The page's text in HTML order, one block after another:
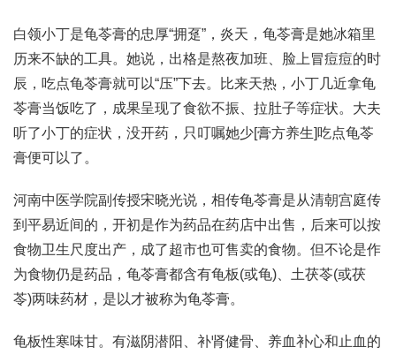
白领小丁是龟苓膏的忠厚“拥趸”，炎天，龟苓膏是她冰箱里
历来不缺的工具。她说，出格是熬夜加班、脸上冒痘痘的时
辰，吃点龟苓膏就可以“压”下去。比来天热，小丁几近拿龟
苓膏当饭吃了，成果呈现了食欲不振、拉肚子等症状。大夫
听了小丁的症状，没开药，只叮嘱她少[膏方养生]吃点龟苓
膏便可以了。
河南中医学院副传授宋晓光说，相传龟苓膏是从清朝宫庭传
到平易近间的，开初是作为药品在药店中出售，后来可以按
食物卫生尺度出产，成了超市也可售卖的食物。但不论是作
为食物仍是药品，龟苓膏都含有龟板(或龟)、土茯苓(或茯
苓)两味药材，是以才被称为龟苓膏。
龟板性寒味甘。有滋阴潜阳、补肾健骨、养血补心和止血的